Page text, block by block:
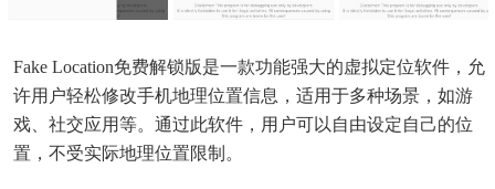
Fake Location免费解锁版是一款功能强大的虚拟定位软件，允
许用户轻松修改手机地理位置信息，适用于多种场景，如游
戏、社交应用等。通过此软件，用户可以自由设定自己的位
置，不受实际地理位置限制。